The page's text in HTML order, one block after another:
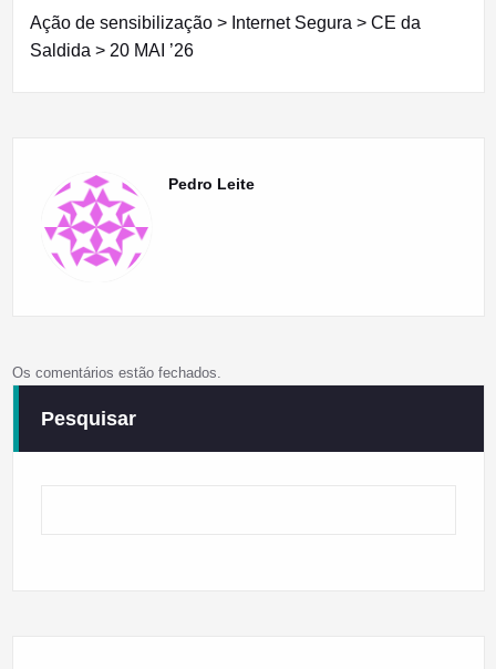
Ação de sensibilização > Internet Segura > CE da
Saldida > 20 MAI ’26
Pedro Leite
Os comentários estão fechados.
Pesquisar